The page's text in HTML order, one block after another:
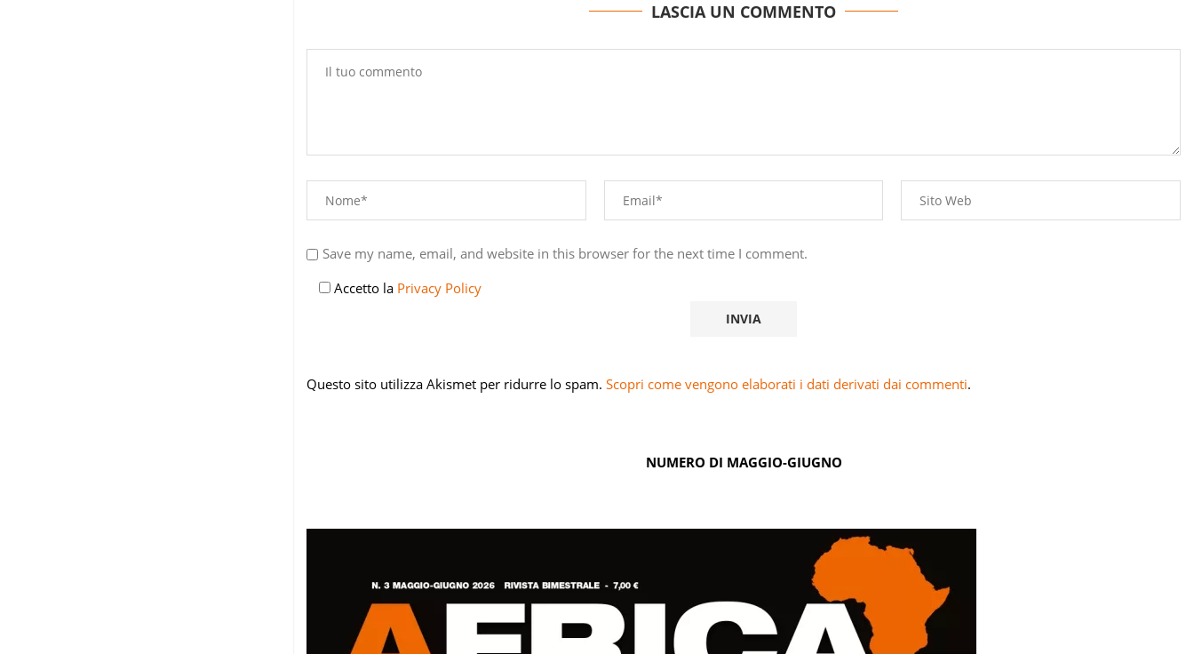
LASCIA UN COMMENTO
Save my name, email, and website in this browser for the next time I comment.
Accetto la Privacy Policy
Questo sito utilizza Akismet per ridurre lo spam. Scopri come vengono elaborati i dati derivati dai commenti.
NUMERO DI MAGGIO-GIUGNO